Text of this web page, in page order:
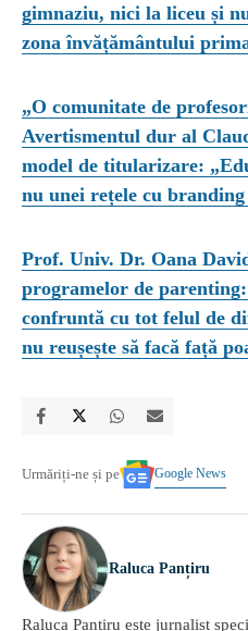
gimnaziu, nici la liceu și
zona învățământului
„O comunitate de
Avertismentul dur al
model de titularizare:
nu unei rețele cu
Prof. Univ. Dr. Oana
programelor de
confruntă cu tot felul de
nu reușește să facă față
Urmăriți-ne și pe Google News
Raluca Panțiru
Raluca Panțiru este jurnalist